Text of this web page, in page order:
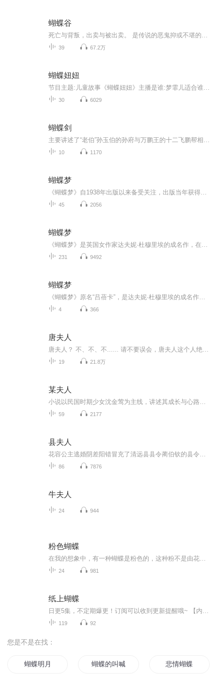
蝴蝶谷
39 67.2万
蝴蝶妞妞
30 6029
蝴蝶剑
10 1170
蝴蝶梦
45 2056
蝴蝶梦
231 9492
蝴蝶梦
4 366
唐夫人
19 21.8万
某夫人
59 2177
县夫人
86 7876
牛夫人
24 944
粉色蝴蝶
24 981
纸上蝴蝶
119 92
您是不是在找：
蝴蝶明月 蝴蝶的叫喊 悲情蝴蝶